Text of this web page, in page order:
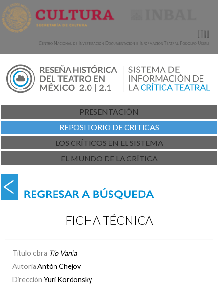
PRESENTACIÓN
REPOSITORIO DE CRÍTICAS
LOS CRÍTICOS EN EL SISTEMA
EL MUNDO DE LA CRÍTICA
FICHA TÉCNICA
Título obra Tío Vania
Autoría Antón Chejov
Dirección Yuri Kordonsky